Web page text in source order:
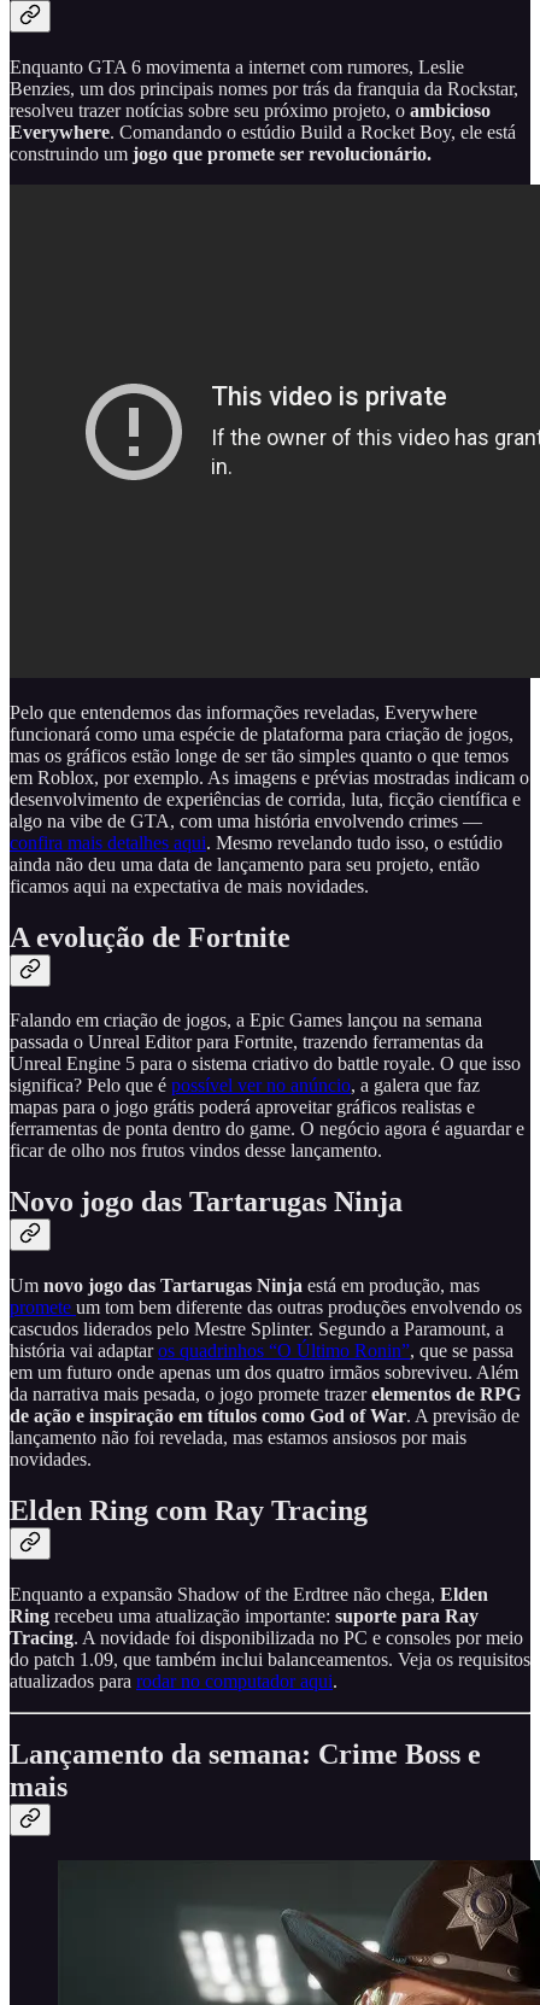
Enquanto GTA 6 movimenta a internet com rumores, Leslie
Benzies, um dos principais nomes por trás da franquia da Rockstar,
resolveu trazer notícias sobre seu próximo projeto, o ambicioso
Everywhere. Comandando o estúdio Build a Rocket Boy, ele está
construindo um jogo que promete ser revolucionário.
Pelo que entendemos das informações reveladas, Everywhere
funcionará como uma espécie de plataforma para criação de jogos,
mas os gráficos estão longe de ser tão simples quanto o que temos
em Roblox, por exemplo. As imagens e prévias mostradas indicam o
desenvolvimento de experiências de corrida, luta, ficção científica e
algo na vibe de GTA, com uma história envolvendo crimes —
confira mais detalhes aqui. Mesmo revelando tudo isso, o estúdio
ainda não deu uma data de lançamento para seu projeto, então
ficamos aqui na expectativa de mais novidades.
A evolução de Fortnite
Falando em criação de jogos, a Epic Games lançou na semana
passada o Unreal Editor para Fortnite, trazendo ferramentas da
Unreal Engine 5 para o sistema criativo do battle royale. O que isso
significa? Pelo que é possível ver no anúncio, a galera que faz
mapas para o jogo grátis poderá aproveitar gráficos realistas e
ferramentas de ponta dentro do game. O negócio agora é aguardar e
ficar de olho nos frutos vindos desse lançamento.
Novo jogo das Tartarugas Ninja
Um novo jogo das Tartarugas Ninja está em produção, mas
promete um tom bem diferente das outras produções envolvendo os
cascudos liderados pelo Mestre Splinter. Segundo a Paramount, a
história vai adaptaros quadrinhos “O Último Ronin”, que se passa
em um futuro onde apenas um dos quatro irmãos sobreviveu. Além
da narrativa mais pesada, o jogo promete trazerelementos de RPG
de ação e inspiração em títulos como God of War. A previsão de
lançamento não foi revelada, mas estamos ansiosos por mais
novidades.
Elden Ring com Ray Tracing
Enquanto a expansão Shadow of the Erdtree não chega, Elden
Ring recebeu uma atualização importante: suporte para Ray
Tracing. A novidade foi disponibilizada no PC e consoles por meio
do patch 1.09, que também inclui balanceamentos. Veja os requisitos
atualizados para rodar no computador aqui.
Lançamento da semana: Crime Boss e
mais